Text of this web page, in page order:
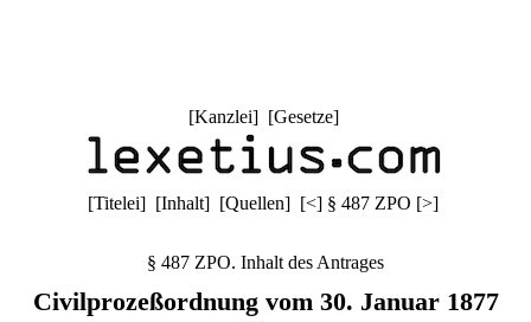
[Kanzlei] [Gesetze]
[Titelei] [Inhalt] [Quellen] [<] § 487 ZPO [>]
§ 487 ZPO. Inhalt des Antrages
Civilprozeßordnung vom 30. Januar 1877